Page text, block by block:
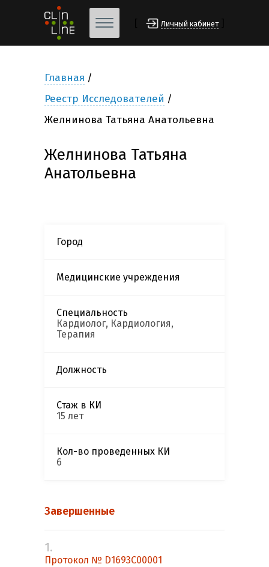
Личный кабинет
Главная
Реестр Исследователей
Желнинова Татьяна Анатольевна
Желнинова Татьяна
Анатольевна
Город
Медицинские учреждения
Специальность
Кардиолог, Кардиология,
Терапия
Должность
Стаж в КИ
15 лет
Кол-во проведенных КИ
6
Завершенные
1.
Протокол № D1693C00001